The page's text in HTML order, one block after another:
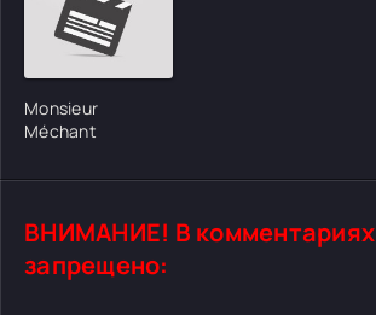
Monsieur
Méchant
ВНИМАНИЕ! В комментариях
запрещено: